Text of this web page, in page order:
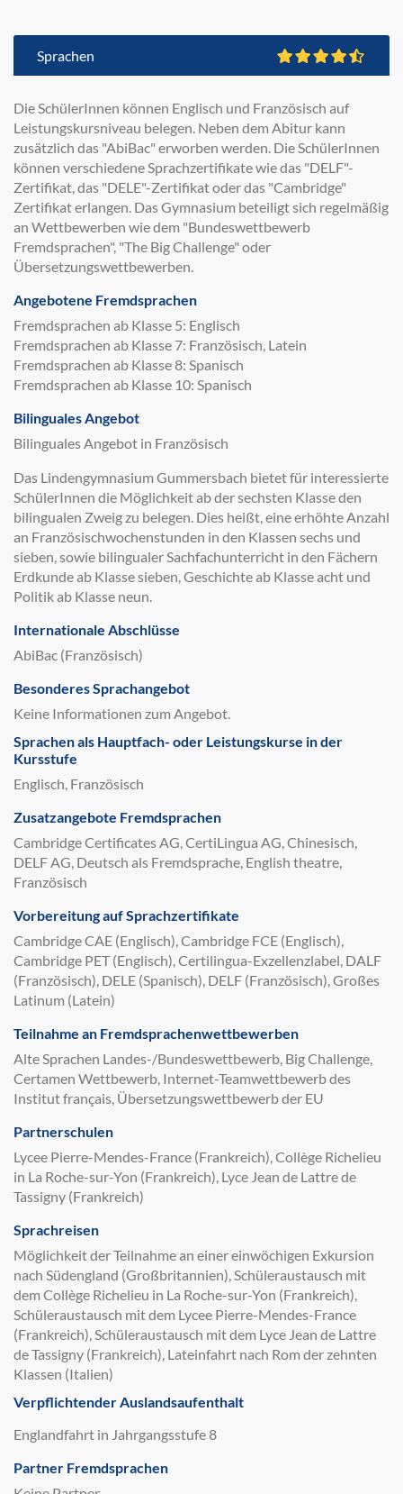
Sprachen
Die SchülerInnen können Englisch und Französisch auf
Leistungskursniveau belegen. Neben dem Abitur kann
zusätzlich das "AbiBac" erworben werden. Die SchülerInnen
können verschiedene Sprachzertifikate wie das "DELF"-
Zertifikat, das "DELE"-Zertifikat oder das "Cambridge"
Zertifikat erlangen. Das Gymnasium beteiligt sich regelmäßig
an Wettbewerben wie dem "Bundeswettbewerb
Fremdsprachen", "The Big Challenge" oder
Übersetzungswettbewerben.
Angebotene Fremdsprachen
Fremdsprachen ab Klasse 5: Englisch
Fremdsprachen ab Klasse 7: Französisch, Latein
Fremdsprachen ab Klasse 8: Spanisch
Fremdsprachen ab Klasse 10: Spanisch
Bilinguales Angebot
Bilinguales Angebot in Französisch
Das Lindengymnasium Gummersbach bietet für interessierte
SchülerInnen die Möglichkeit ab der sechsten Klasse den
bilingualen Zweig zu belegen. Dies heißt, eine erhöhte Anzahl
an Französischwochenstunden in den Klassen sechs und
sieben, sowie bilingualer Sachfachunterricht in den Fächern
Erdkunde ab Klasse sieben, Geschichte ab Klasse acht und
Politik ab Klasse neun.
Internationale Abschlüsse
AbiBac (Französisch)
Besonderes Sprachangebot
Keine Informationen zum Angebot.
Sprachen als Hauptfach- oder Leistungskurse in der
Kursstufe
Englisch, Französisch
Zusatzangebote Fremdsprachen
Cambridge Certificates AG, CertiLingua AG, Chinesisch,
DELF AG, Deutsch als Fremdsprache, English theatre,
Französisch
Vorbereitung auf Sprachzertifikate
Cambridge CAE (Englisch), Cambridge FCE (Englisch),
Cambridge PET (Englisch), Certilingua-Exzellenzlabel, DALF
(Französisch), DELE (Spanisch), DELF (Französisch), Großes
Latinum (Latein)
Teilnahme an Fremdsprachenwettbewerben
Alte Sprachen Landes-/Bundeswettbewerb, Big Challenge,
Certamen Wettbewerb, Internet-Teamwettbewerb des
Institut français, Übersetzungswettbewerb der EU
Partnerschulen
Lycee Pierre-Mendes-France (Frankreich), Collège Richelieu
in La Roche-sur-Yon (Frankreich), Lyce Jean de Lattre de
Tassigny (Frankreich)
Sprachreisen
Möglichkeit der Teilnahme an einer einwöchigen Exkursion
nach Südengland (Großbritannien), Schüleraustausch mit
dem Collège Richelieu in La Roche-sur-Yon (Frankreich),
Schüleraustausch mit dem Lycee Pierre-Mendes-France
(Frankreich), Schüleraustausch mit dem Lyce Jean de Lattre
de Tassigny (Frankreich), Lateinfahrt nach Rom der zehnten
Klassen (Italien)
Verpflichtender Auslandsaufenthalt
Englandfahrt in Jahrgangsstufe 8
Partner Fremdsprachen